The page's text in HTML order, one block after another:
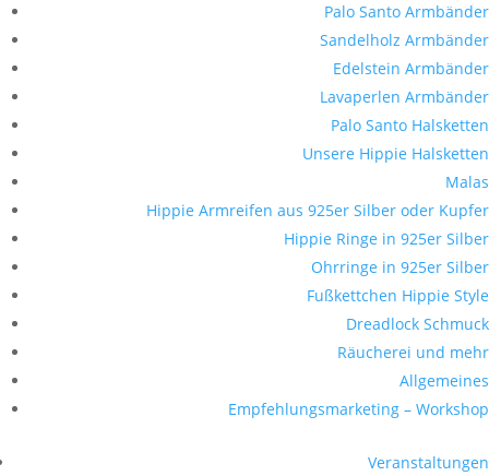
Palo Santo Armbänder
Sandelholz Armbänder
Edelstein Armbänder
Lavaperlen Armbänder
Palo Santo Halsketten
Unsere Hippie Halsketten
Malas
Hippie Armreifen aus 925er Silber oder Kupfer
Hippie Ringe in 925er Silber
Ohrringe in 925er Silber
Fußkettchen Hippie Style
Dreadlock Schmuck
Räucherei und mehr
Allgemeines
Empfehlungsmarketing – Workshop
Veranstaltungen